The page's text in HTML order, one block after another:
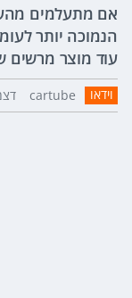
אם מתעלמים
הנמוכה יותר
עוד מוצר מרשים
וידאו cartube